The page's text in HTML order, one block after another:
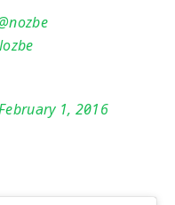
1, 2016